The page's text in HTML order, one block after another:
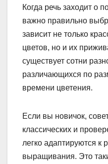
Когда речь заходит о
важно правильно
зависит не только
цветов, но и их
существует сотни
различающихся по
времени цветения.
Если вы новичок,
классических и
легко адаптируются к
выращивания. Это